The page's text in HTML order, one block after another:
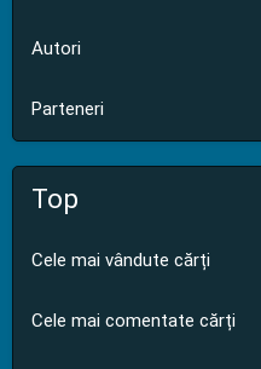
Autori
Parteneri
Top
Cele mai vândute cărți
Cele mai comentate cărți